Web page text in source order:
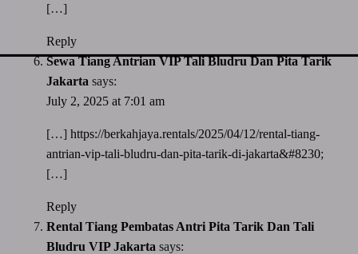
[…]
Reply
Sewa Tiang Antrian VIP Tali Bludru Dan Pita Tarik
Jakarta says:
July 2, 2025 at 7:01 am
[…] https://berkahjaya.rentals/2025/04/12/rental-tiang-
antrian-vip-tali-bludru-dan-pita-tarik-di-jakarta&#8230;
[…]
Reply
Rental Tiang Pembatas Antri Pita Tarik Dan Tali
Bludru VIP Jakarta says: